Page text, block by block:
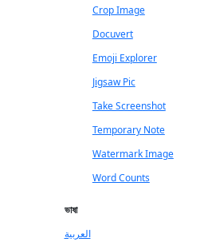
Crop Image
Docuvert
Emoji Explorer
Jigsaw Pic
Take Screenshot
Temporary Note
Watermark Image
Word Counts
ভাষা
العربية